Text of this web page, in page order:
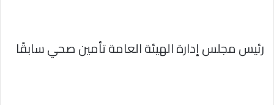
رئيس مجلس إدارة الهيئة العامة تأمين صحي سابقًا